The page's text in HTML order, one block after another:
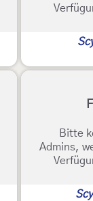
Bitte
Admins,